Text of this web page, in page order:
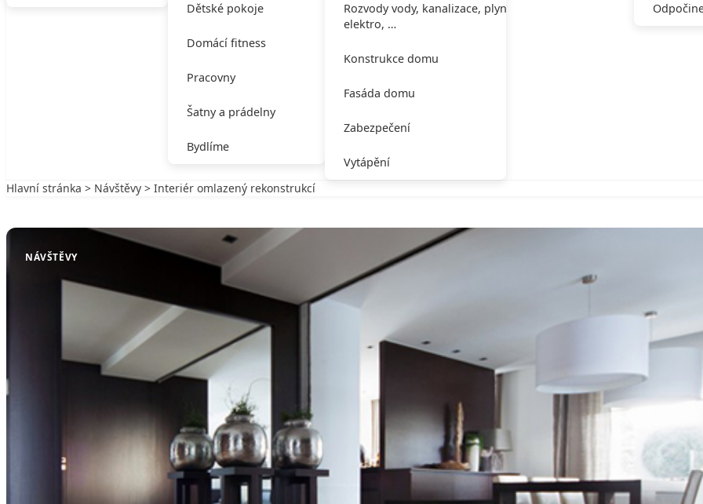
Dětské pokoje
Domácí fitness
Pracovny
Šatny a prádelny
Bydlíme
Rozvody vody, kanalizace, plynu,
elektro, …
Konstrukce domu
Fasáda domu
Zabezpečení
Vytápění
Hlavní stránka > Návštěvy > Interiér omlazený rekonstrukcí
NÁVŠTĚVY